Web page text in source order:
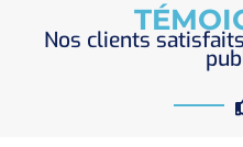
Nos clients